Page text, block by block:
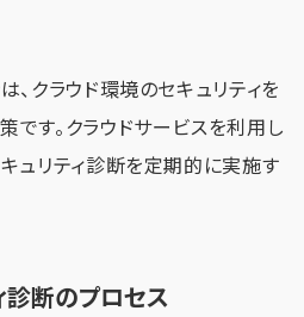
、クラウド環境のセキュリティを
です。クラウドサービスを利用し
ュリティ診断を定期的に実施す
診断のプロセス